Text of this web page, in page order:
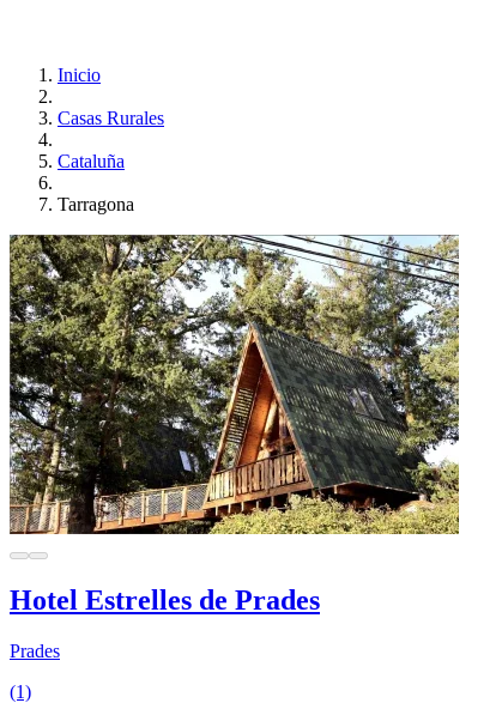
Inicio
Casas Rurales
Cataluña
Tarragona
Hotel Estrelles de Prades
Prades
(1)